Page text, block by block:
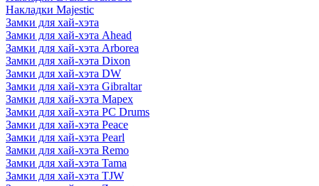
Накладки Majestic
Замки для хай-хэта
Замки для хай-хэта Ahead
Замки для хай-хэта Arborea
Замки для хай-хэта Dixon
Замки для хай-хэта DW
Замки для хай-хэта Gibraltar
Замки для хай-хэта Mapex
Замки для хай-хэта PC Drums
Замки для хай-хэта Peace
Замки для хай-хэта Pearl
Замки для хай-хэта Remo
Замки для хай-хэта Tama
Замки для хай-хэта TJW